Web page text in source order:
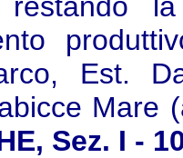
Est.
Mare
Sez. I -